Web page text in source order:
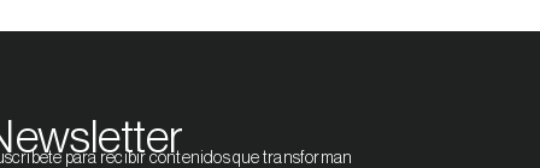
para recibir contenidos que transforman